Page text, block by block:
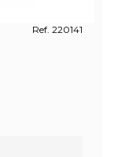
Ref. 220141